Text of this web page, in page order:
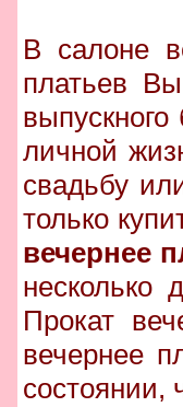
В салоне
платьев
личной
свадьбу
только
вечернее
несколько
Прокат
вечернее
состоянии,